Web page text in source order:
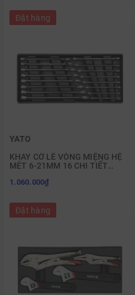
Đặt hàng
YATO
KHAY CỜ LÊ VÒNG MIỆNG HỆ
MÉT 6-21MM 16 CHI TIẾT
1.060.000₫
Đặt hàng